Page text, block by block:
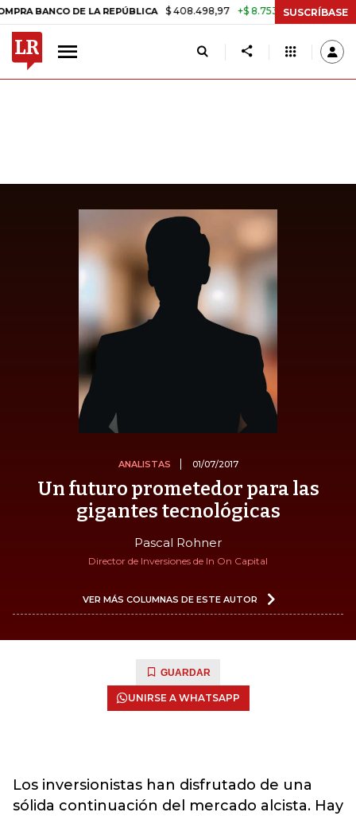
DE LA REPÚBLICA $ 408.498,97 +$ 8.753,81 +2,19% TASA
SUSCRÍBASE
ANALISTAS 01/07/2017
Un futuro prometedor para las
gigantes tecnológicas
Pascal Rohner
Director de Inversiones de In On Capital
VER MÁS COLUMNAS DE ESTE AUTOR
GUARDAR
UNIRSE A WHATSAPP
Los inversionistas han disfrutado de una
sólida continuación del mercado alcista. Hay